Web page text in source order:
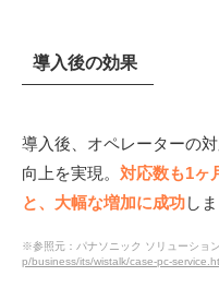
導入後の効果
導入後、オペレーターの
向上を実現。 対応数も1ヶ
と、大幅な増加に成功し
※参照元：パナソニック ソリューショ
p/business/its/wistalk/case-pc-